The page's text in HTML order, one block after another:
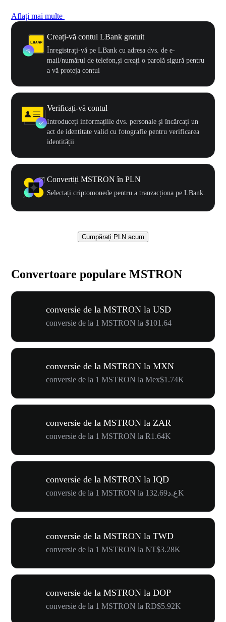
Aflați mai multe
Creați-vă contul LBank gratuit
Înregistrați-vă pe LBank cu adresa dvs. de e-
mail/numărul de telefon,și creați o parolă sigură pentru
a vă proteja contul
Verificați-vă contul
Introduceți informațiile dvs. personale și încărcați un
act de identitate valid cu fotografie pentru verificarea
identității
Convertiți MSTRON în PLN
Selectați criptomonede pentru a tranzacționa pe LBank.
Cumpărați PLN acum
Convertoare populare MSTRON
conversie de la MSTRON la USD
conversie de la 1 MSTRON la $101.64
conversie de la MSTRON la MXN
conversie de la 1 MSTRON la Mex$1.74K
conversie de la MSTRON la ZAR
conversie de la 1 MSTRON la R1.64K
conversie de la MSTRON la IQD
conversie de la 1 MSTRON la ع.د132.69K
conversie de la MSTRON la TWD
conversie de la 1 MSTRON la NT$3.28K
conversie de la MSTRON la DOP
conversie de la 1 MSTRON la RD$5.92K